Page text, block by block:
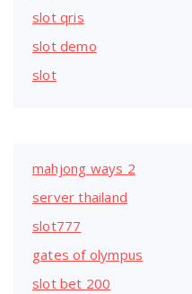
slot qris
slot demo
slot
mahjong ways 2
server thailand
slot777
gates of olympus
slot bet 200